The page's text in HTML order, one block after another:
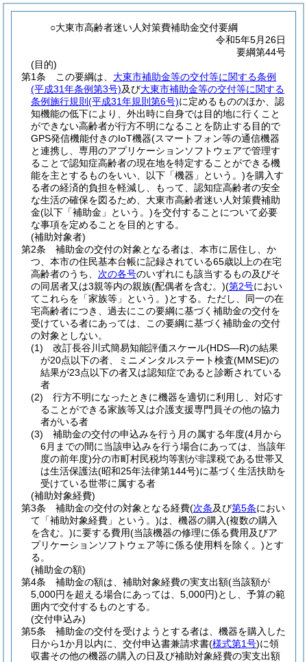
○大東市高齢者迷い人対策費補助金交付要綱
令和5年5月26日
要綱第44号
(目的)
第1条
この要綱は、 大東市補助金等の交付等に関する条例
(平成31年条例第3号)及び大東市補助金等の交付等に関する
条例施行規則 (平成31年規則第6号)に定めるもののほか、認
知機能の低下により、外出時に自身では目的地に行くこと
ができない高齢者が行方不明になることを防止する目的で
GPS発信機能付きのIoT機器(スマートフォン等の通信機器
と連携し、専用のアプリケーションソフトウェアで管理す
ることで認知症高齢者の現在地を特定することができる機
能を主とするものをいい、以下「機器」という。)を購入す
る者の経済的負担を軽減し、もって、認知症高齢者の安全
な生活の確保を図るため、大東市高齢者迷い人対策費補助
金(以下「補助金」という。)を交付することについて必要
な事項を定めることを目的とする。
(補助対象者)
第2条
補助金の交付の対象となる者は、本市に居住し、か
つ、本市の住民基本台帳に記録されている65歳以上の在宅
高齢者のうち、 次の各号のいずれにも該当するもの及びそ
の同居者又は3親等内の親族(配偶者を含む。)(第2号におい
てこれらを「家族等」という。)とする。 ただし、同一の在
宅高齢者につき、過去にこの要綱に基づく補助金の交付を
受けている者にあっては、この要綱に基づく補助金の交付
の対象としない。
(1)
改訂長谷川式簡易知能評価スケール(HDS―R)の結果
が20点以下の者、ミニメンタルステート検査(MMSE)の
結果が23点以下の者又は認知症であると診断されている
者
(2)
行方不明になったときに機器を適切に利用し、対応す
ることができる家族等又は介護支援専門員その他の協力
者がいる者
(3)
補助金の交付の申込みを行う月の属する年度(4月から
6月までの間に当該申込みを行う場合にあっては、当該年
度の前年度)分の市町村民税均等割が非課税である世帯又
は生活保護法(昭和25年法律第144号)に基づく生活扶助を
受けている世帯に属する者
(補助対象経費)
第3条
補助金の交付の対象となる経費(次条及び第5条におい
て「補助対象経費」という。)は、機器の購入(複数の購入
を含む。)に要する費用(当該機器の修理に係る費用及びア
プリケーションソフトウェア等に係る使用料を除く。)とす
る。
(補助金の額)
第4条
補助金の額は、補助対象経費の実支出額(当該額が
5,000円を超える場合にあっては、5,000円)とし、予算の範
囲内で交付するものとする。
(交付申込み)
第5条
補助金の交付を受けようとする者は、機器を購入した
日から1か月以内に、交付申込書兼請求書(様式第1号)に領
収書その他の機器の購入の日及び補助対象経費の実支出額